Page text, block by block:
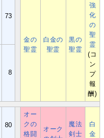
73
金の
聖霊
白金の
聖霊
黒の
聖霊
強
化
の
聖
霊
(コ
ン
プ
報
酬)
8
80
オー
クの
格闘
オーク
魔法
剣士
白
金